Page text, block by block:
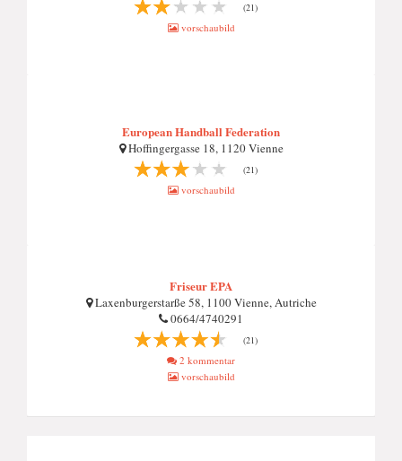
(21)
vorschaubild
European Handball Federation
Hoffingergasse 18, 1120 Vienne
(21)
vorschaubild
Friseur EPA
Laxenburgerstarße 58, 1100 Vienne, Autriche
0664/4740291
(21)
2 kommentar
vorschaubild